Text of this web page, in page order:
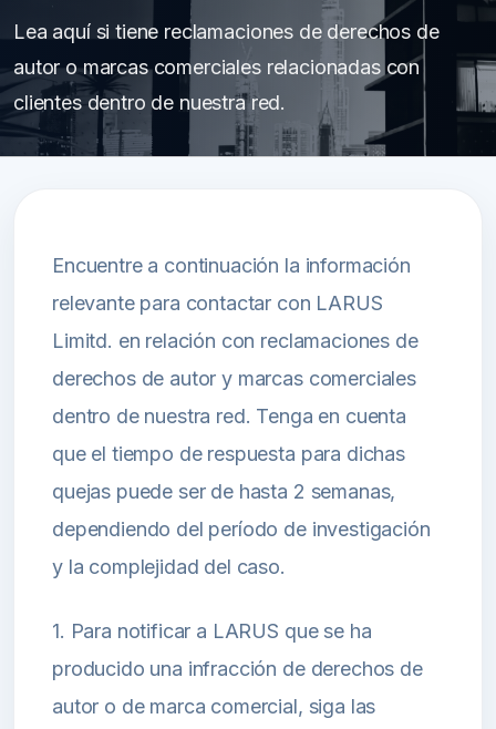
Lea aquí si tiene reclamaciones de derechos de
autor o marcas comerciales relacionadas con
clientes dentro de nuestra red.
Encuentre a continuación la información
relevante para contactar con LARUS
Limitd. en relación con reclamaciones de
derechos de autor y marcas comerciales
dentro de nuestra red. Tenga en cuenta
que el tiempo de respuesta para dichas
quejas puede ser de hasta 2 semanas,
dependiendo del período de investigación
y la complejidad del caso.
1. Para notificar a LARUS que se ha
producido una infracción de derechos de
autor o de marca comercial, siga las